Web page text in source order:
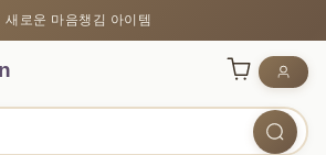
새로운 마음챙김 아이템